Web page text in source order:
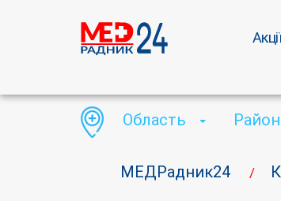
Акції
МЕДРадник24 /
Область Район